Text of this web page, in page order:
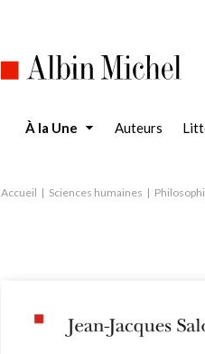
À la Une Auteurs
Accueil Sciences humaines